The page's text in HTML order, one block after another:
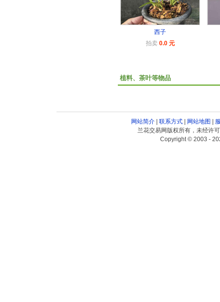
西子
拍卖 0.0 元
植料、茶叶等物品
网站简介| 联系方式| 网站地图 |
兰花交易网版权所有，未经许
Copyright © 2003 -